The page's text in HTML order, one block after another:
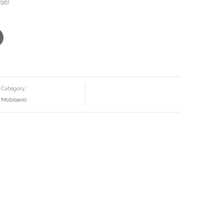
Category:
Mobiliario